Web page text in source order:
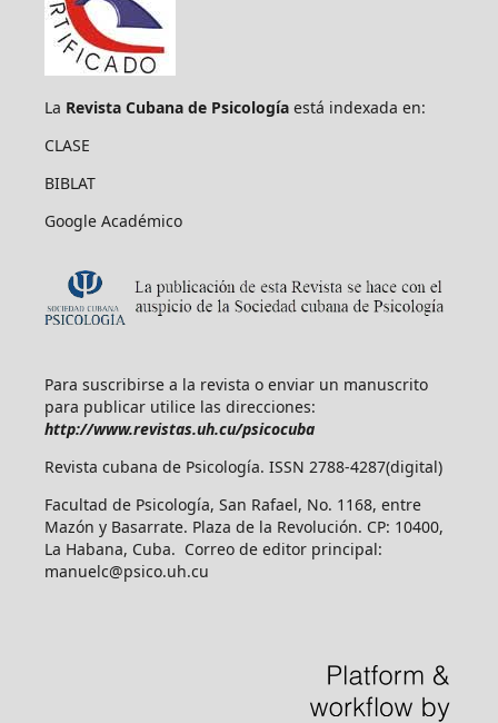
La Revista Cubana de Psicologíaestá indexada en:
CLASE
BIBLAT
Google Académico
Para suscribirse a la revista o enviar un manuscrito
para publicar utilice las direcciones:
http://www.revistas.uh.cu/psicocuba
Revista cubana de Psicología. ISSN 2788-4287(digital)
Facultad de Psicología, San Rafael, No. 1168, entre
Mazón y Basarrate. Plaza de la Revolución. CP: 10400,
La Habana, Cuba. Correo de editor principal:
manuelc@psico.uh.cu